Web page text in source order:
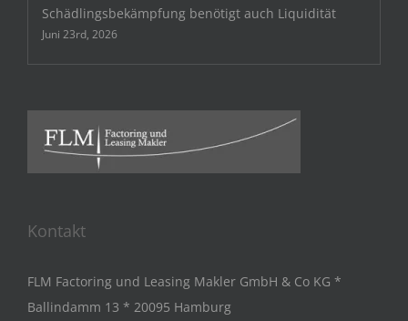
Schädlingsbekämpfung benötigt auch Liquidität
Juni 23rd, 2026
Kontakt
FLM Factoring und Leasing Makler GmbH & Co KG *
Ballindamm 13 * 20095 Hamburg